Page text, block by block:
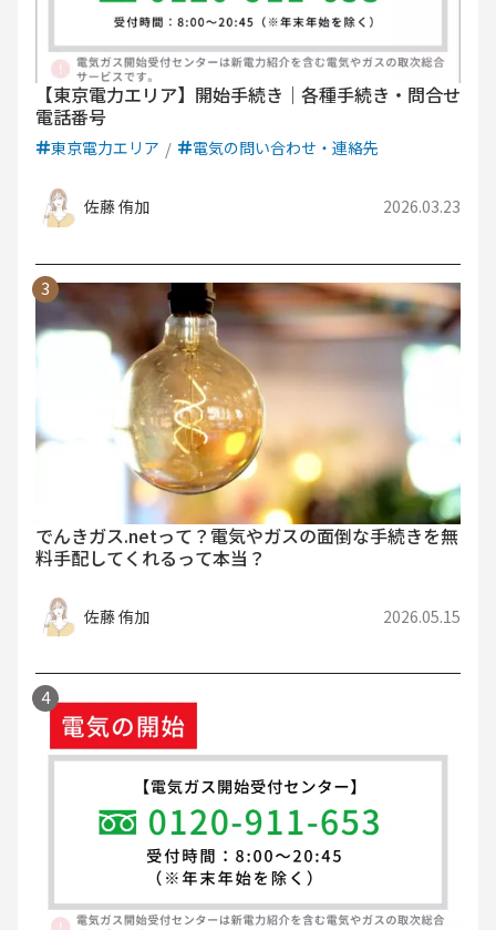
【東京電力エリア】開始手続き｜各種手続き・問合せ
電話番号
東京電力エリア 電気の問い合わせ・連絡先
佐藤 侑加 2026.03.23
でんきガス.netって？電気やガスの面倒な手続きを無
料手配してくれるって本当？
佐藤 侑加 2026.05.15